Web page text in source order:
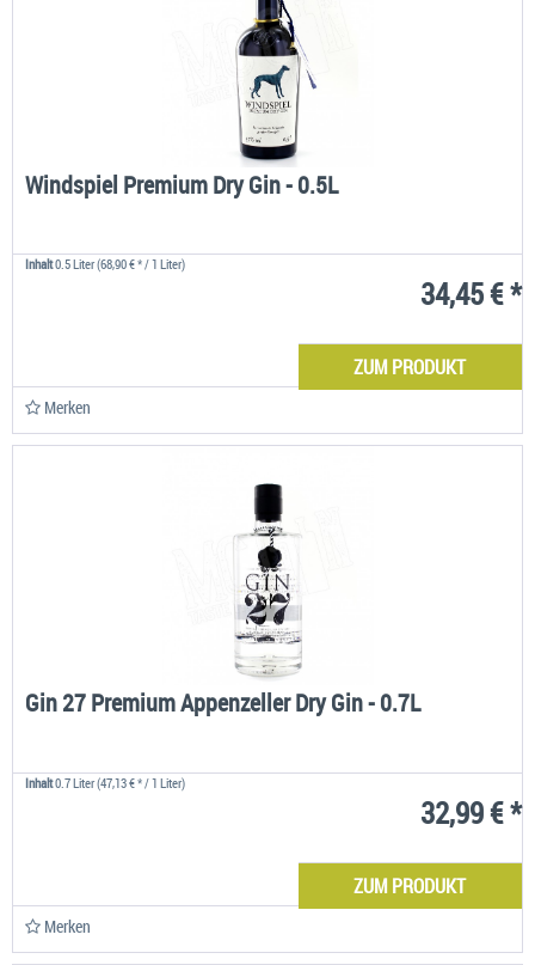
Windspiel Premium Dry Gin - 0.5L
Inhalt0.5 Liter(68,90 € * / 1 Liter)
34,45 € *
ZUM PRODUKT
Merken
Gin 27 Premium Appenzeller Dry Gin - 0.7L
Inhalt0.7 Liter(47,13 € * / 1 Liter)
32,99 € *
ZUM PRODUKT
Merken